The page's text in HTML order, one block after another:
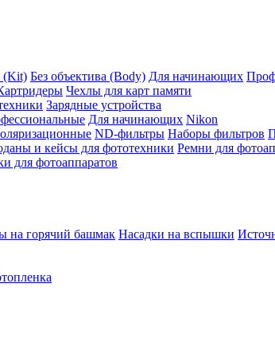
(Kit) Без объектива (Body) Для начинающих
Чехлы для карт памяти
Зарядные устройства
Для начинающих Nikon
ND-фильтры Наборы фильтров
и кейсы для фототехники Ремни для
для фотоаппаратов
на горячий башмак Насадки на вспышки